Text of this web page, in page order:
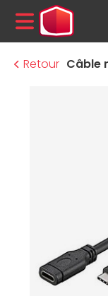
MENU
Retour Câble